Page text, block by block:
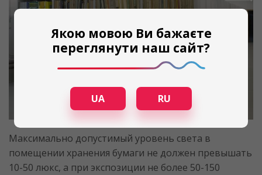
Максимально допустимый уровень света в
помещении хранения бумаги не должен превышать
10-50 люкс, а при экспозиции не более 50-150
Якою мовою Ви бажаєте
переглянути наш сайт?
UA RU